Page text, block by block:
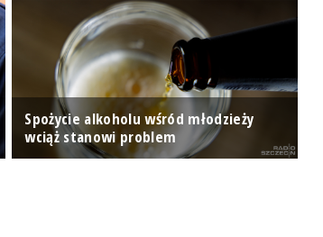
Spożycie alkoholu wśród młodzieży
wciąż stanowi problem